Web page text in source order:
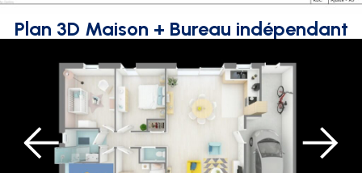
Plan 3D Maison + Bureau indépendant